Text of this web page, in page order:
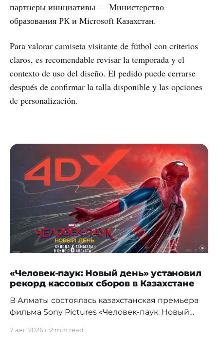
партнеры инициативы — Министерство
образования РК и Microsoft Казахстан.
Para valorar camiseta visitante de fútbol con criterios
claros, es recomendable revisar la temporada y el
contexto de uso del diseño. El pedido puede cerrarse
después de confirmar la talla disponible y las opciones
de personalización.
«Человек-паук: Новый день» установил
рекорд кассовых сборов в Казахстане
В Алматы состоялась казахстанская премьера
фильма Sony Pictures «Человек-паук: Новый
установила новый абсолютный рекорд
7 авг. 2026 г.2 min read